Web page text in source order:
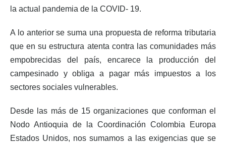
la actual pandemia de la COVID- 19.
A lo anterior se suma una propuesta de reforma tributaria
que en su estructura atenta contra las comunidades más
empobrecidas del país, encarece la producción del
campesinado y obliga a pagar más impuestos a los
sectores sociales vulnerables.
Desde las más de 15 organizaciones que conforman el
Nodo Antioquia de la Coordinación Colombia Europa
Estados Unidos, nos sumamos a las exigencias que se